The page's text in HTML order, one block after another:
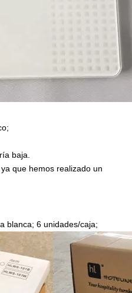
baja.
que hemos realizado un
blanca; 6 unidades/caja;